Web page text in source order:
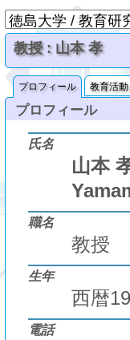
教授 : 山本 孝
プロフィール 教育活動
プロフィール
氏名
山本
職名
教授
生年
西暦
電話